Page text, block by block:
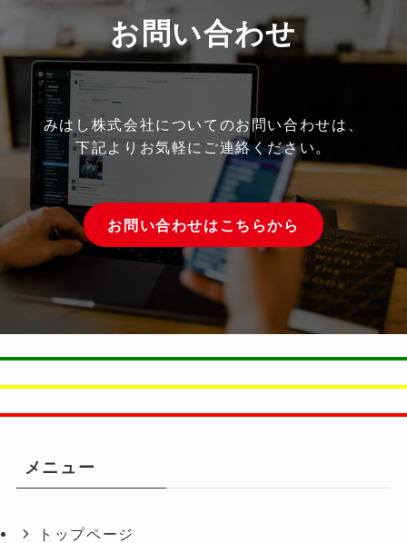
お問い合わせ
みはし株式会社についてのお問い合わせは、
下記よりお気軽にご連絡ください。
お問い合わせはこちらから
メニュー
トップページ